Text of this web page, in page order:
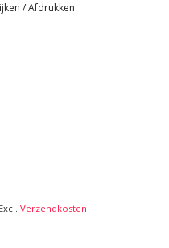
/Afdrukken
Excl. Verzendkosten